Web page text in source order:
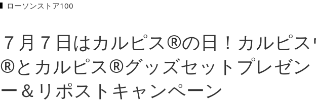
ローソンストア100
７月７日はカルピス®の日！カルピ
®とカルピス®グッズセットプレゼン
ー＆リポストキャンペーン